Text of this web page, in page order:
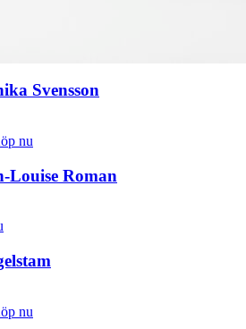
Svensson
nu
Louise Roman
nu